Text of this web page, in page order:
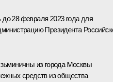
28 февраля 2023 года для
Президента
из города Москвы
средств из общества